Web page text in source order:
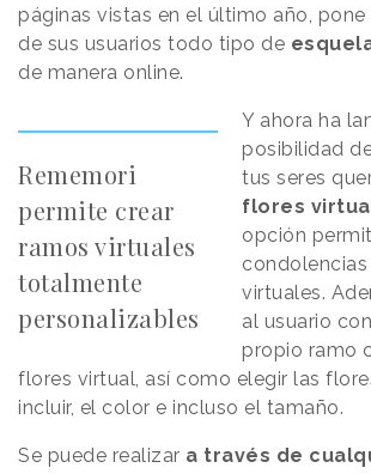
páginas vistas en el último año,
de sus usuarios todo tipo de
de manera online.
Rememori
permite crear
ramos virtuales
totalmente
personalizables
Y ahora ha
posibilidad
tus seres
flores
opción
virtuales.
al usuario
propio ramo
flores virtual, así como elegir las
incluir, el color e incluso el tamaño.
Se puede realizar a través de